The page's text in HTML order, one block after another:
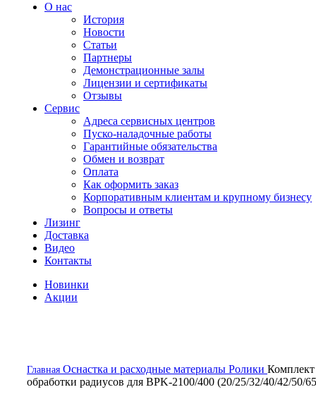
О нас
История
Новости
Статьи
Партнеры
Демонстрационные залы
Лицензии и сертификаты
Отзывы
Сервис
Адреса сервисных центров
Пуско-наладочные работы
Гарантийные обязательства
Обмен и возврат
Оплата
Как оформить заказ
Корпоративным клиентам и крупному бизнесу
Вопросы и ответы
Лизинг
Доставка
Видео
Контакты
Новинки
Акции
Главная Оснастка и расходные материалы Ролики Комплект
обработки радиусов для BPK-2100/400 (20/25/32/40/42/50/